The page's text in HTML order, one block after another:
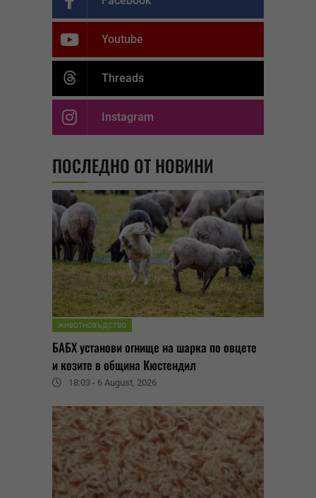
Youtube
Threads
Instagram
ПОСЛЕДНО ОТ НОВИНИ
ЖИВОТНОВЪДСТВО
БАБХ установи огнище на шарка по овцете
и козите в община Кюстендил
18:03 - 6 August, 2026